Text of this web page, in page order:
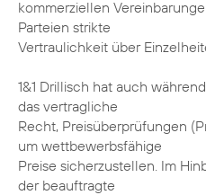
kommerziellen
Parteien strikte
Vertraulichkeit über
1&1 Drillisch hat auch
das vertragliche
Recht, Preisüberprüfungen
um wettbewerbsfähige
Preise sicherzustellen. Im
der beauftragte